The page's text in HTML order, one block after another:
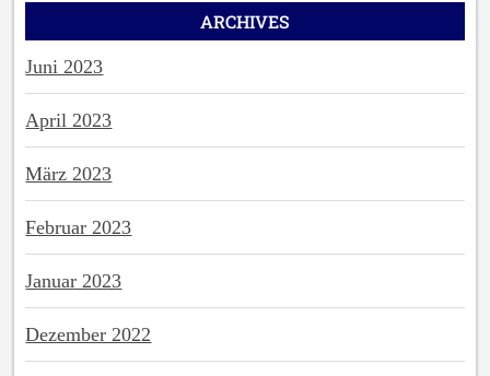
ARCHIVES
Juni 2023
April 2023
März 2023
Februar 2023
Januar 2023
Dezember 2022